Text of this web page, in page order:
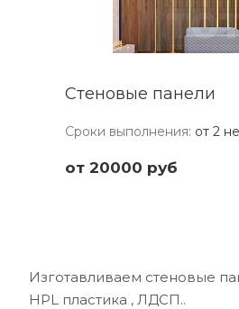
Стеновые панели
Сроки выполнения: от 2
от 20000 руб
Изготавливаем стеновые
HPL пластика , ЛДСП..